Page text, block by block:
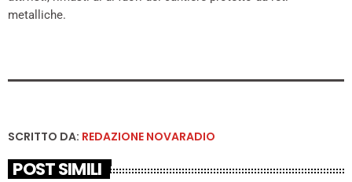
metalliche.
SCRITTO DA: REDAZIONE NOVARADIO
POST SIMILI